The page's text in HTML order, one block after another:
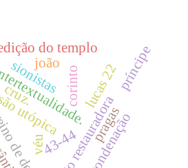
43-44
deusvisão restauradora
utópica
sionistas corinto
véu
pragas
lucas 22
condenação
príncipe
cruz.
joão
do templo